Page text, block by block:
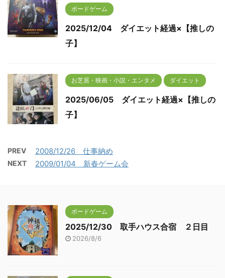
ボードゲーム
2025/12/04 ダイエット経過×【推しの
子】
お芝居・映画・小説・エンタメ ダイエット
2025/06/05 ダイエット経過×【推しの
子】
PREV 2008/12/26 仕事納め
NEXT 2009/01/04 新春ゲーム会
ボードゲーム
2025/12/30 取手ハウス合宿 ２日目
2026/8/6